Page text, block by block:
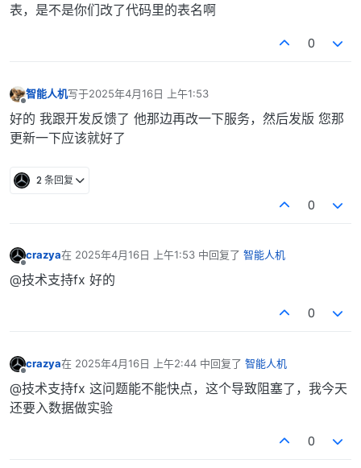
表，是不是你们改了代码里的表名啊
0
智能人机写于2025年4月16日 上午1:53
最后由 编辑
好的 我跟开发反馈了 他那边再改一下服务，然后发版 您那
更新一下应该就好了
2 条回复
0
crazya在 2025年4月16日 上午1:53 中回复了 智能人机
最后由 编辑
@技术支持fx 好的
0
crazya在 2025年4月16日 上午2:44 中回复了 智能人机
最后由 编辑
@技术支持fx 这问题能不能快点，这个导致阻塞了，我今天
还要入数据做实验
0